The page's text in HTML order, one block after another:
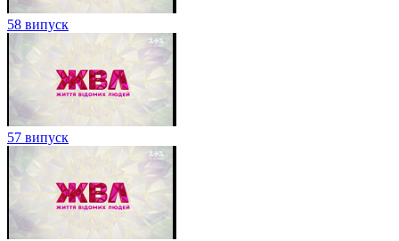
58 випуск
57 випуск